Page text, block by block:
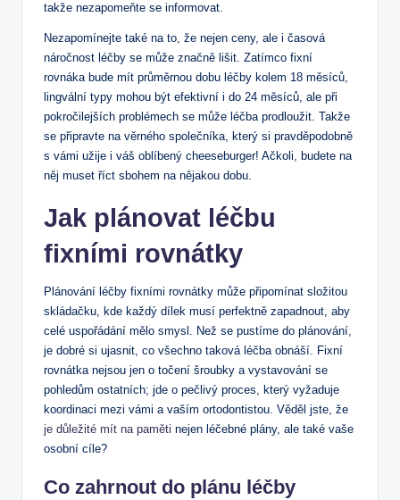
takže nezapomeňte se informovat.
Nezapomínejte také na to, že nejen ceny, ale i časová
náročnost léčby se může značně lišit. Zatímco fixní
rovnáka bude mít průměrnou dobu léčby kolem 18 měsíců,
lingvální typy mohou být efektivní i do 24 měsíců, ale při
pokročilejších problémech se může léčba prodloužit. Takže
se připravte na věrného společníka, který si pravděpodobně
s vámi užije i váš oblíbený cheeseburger! Ačkoli, budete na
něj muset říct sbohem na nějakou dobu.
Jak plánovat léčbu
fixními rovnátky
Plánování léčby fixními rovnátky může připomínat složitou
skládačku, kde každý dílek musí perfektně zapadnout, aby
celé uspořádání mělo smysl. Než se pustíme do plánování,
je dobré si ujasnit, co všechno taková léčba obnáší. Fixní
rovnátka nejsou jen o točení šroubky a vystavování se
pohledům ostatních; jde o pečlivý proces, který vyžaduje
koordinaci mezi vámi a vaším ortodontistou. Věděl jste, že
je důležité mít na paměti nejen léčebné plány, ale také vaše
osobní cíle?
Co zahrnout do plánu léčby